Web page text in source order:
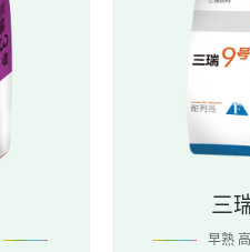
三
早熟